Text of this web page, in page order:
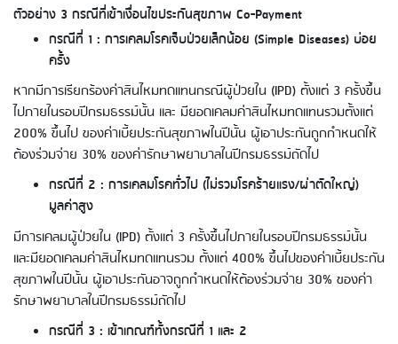
ตัวอย่าง 3 กรณีที่เข้าเงื่อนไขประกันสุขภาพ Co-Payment
กรณีที่ 1 : การเคลมโรคเจ็บป่วยเล็กน้อย (Simple Diseases) บ่อย
ครั้ง
หากมีการเรียกร้องค่าสินไหมทดแทนกรณีผู้ป่วยใน (IPD) ตั้งแต่ 3 ครั้งขึ้น
ไปภายในรอบปีกรมธรรม์นั้น และ มียอดเคลมค่าสินไหมทดแทนรวมตั้งแต่
200% ขึ้นไป ของค่าเบี้ยประกันสุขภาพในปีนั้น ผู้เอาประกันถูกกำหนดให้
ต้องร่วมจ่าย 30% ของค่ารักษาพยาบาลในปีกรมธรรม์ถัดไป
กรณีที่ 2 : การเคลมโรคทั่วไป (ไม่รวมโรคร้ายแรง/ผ่าตัดใหญ่)
มูลค่าสูง
มีการเคลมผู้ป่วยใน (IPD) ตั้งแต่ 3 ครั้งขึ้นไปภายในรอบปีกรมธรรม์นั้น
และมียอดเคลมค่าสินไหมทดแทนรวม ตั้งแต่ 400% ขึ้นไปของค่าเบี้ยประกัน
สุขภาพในปีนั้น ผู้เอาประกันอาจถูกกำหนดให้ต้องร่วมจ่าย 30% ของค่า
รักษาพยาบาลในปีกรมธรรม์ถัดไป
กรณีที่ 3 : เข้าเกณฑ์ทั้งกรณีที่ 1 และ 2